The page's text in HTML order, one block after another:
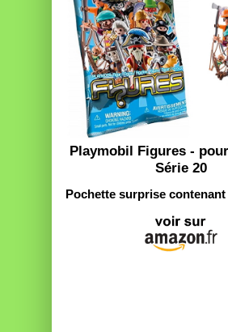
Playmobil Figures -
Série 20
Pochette surprise